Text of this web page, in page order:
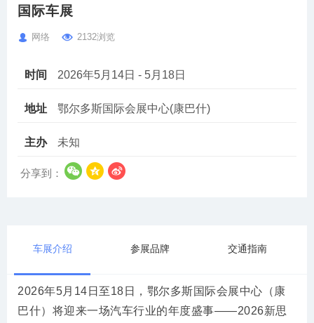
国际车展
网络 2132浏览
时间 2026年5月14日 - 5月18日
地址 鄂尔多斯国际会展中心(康巴什)
主办 未知
分享到：
车展介绍 参展品牌 交通指南
2026年5月14日至18日，鄂尔多斯国际会展中心（康
巴什）将迎来一场汽车行业的年度盛事——2026新思